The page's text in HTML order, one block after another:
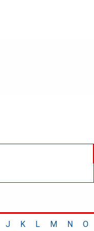
J K L M N
O